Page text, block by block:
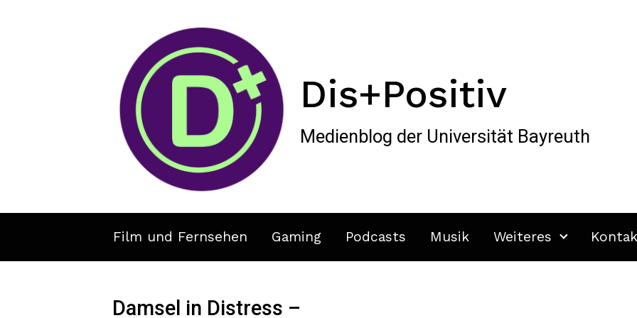
Dis+Positiv
Medienblog der Universität Bayreuth
Film und Fernsehen Gaming Podcasts Musik Weiteres
Damsel in Distress –